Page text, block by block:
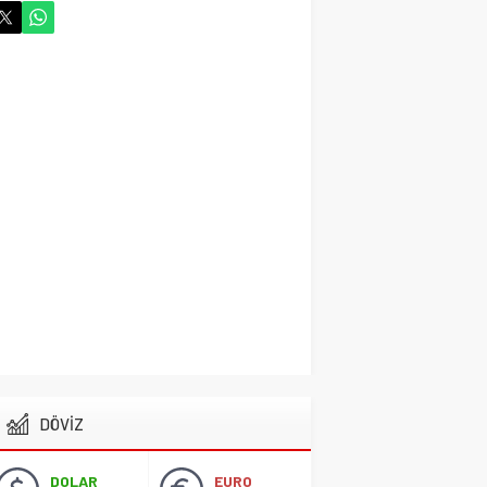
etti
Gündem 13 Ekim 2024 15:16
DÖVİZ
DOLAR
EURO